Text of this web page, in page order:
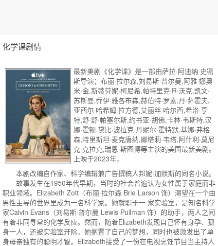
化学课剧情
最新美剧《化学课》是一部由萨拉·阿迪纳·史密
斯导演；布丽·拉尔森,刘易斯·普尔曼,阿雅·娜奥
米·金,斯蒂芬妮·柯尼希,帕特里克·R·沃克,凯文·
苏斯曼,乔伊·雅各布森,赫伯特·罗素,丹·萨霍夫,
亚西尔·哈希姆·拉方德,艾丽丝·哈尔西,希洛·亨
特,舒·舒·帕塞尔斯,约书亚·胡佛,卡林·韦斯特,汉
娜·霍顿,黛比·波拉克,丹妮尔·霍特默,基娜·弗格
森,特里斯坦·麦克唐纳,娜塔莉·韦塔,阿什利·莫尼
克·克拉克,瑞恩·斯图博等主演的美国最新美剧。
上映于2023年，
本剧改编自作家、科学编辑兼广告撰稿人邦妮·加默斯的同名小说。
故事发生在1950年代早期，当时的社会普遍认为女性属于家庭而非
职业领域。Elizabeth Zott（布丽·拉尔森 Brie Larson 饰）渴望在一个由
男性主导的世界里成为一名科学家。她就职于一 家实验室，是知名科学
家Calvin Evans（刘易斯·普尔曼 Lewis Pullman 饰）的助手，两人之间
有着非同寻常的化学反应。然而，随着Elizabeth发现自己怀有身孕、孤
身一人，还被实验室开除，她搁置了自己的梦想，同时也被激发出了单
身母亲独有的聪明才智。Elizabeth接受了一份在电视烹饪节目当主持人